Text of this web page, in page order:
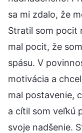
sa mi zdalo, že
Stratil som pocit
mal pocit, že
spásu. V
motivácia a
mal postavenie,
a cítil som veľkú
svoje nadšenie.